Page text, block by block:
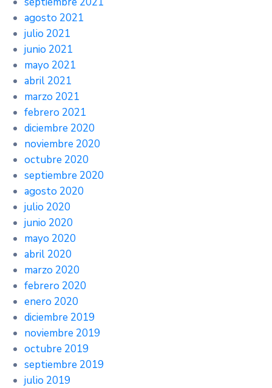
agosto 2021
julio 2021
junio 2021
mayo 2021
abril 2021
marzo 2021
febrero 2021
diciembre 2020
noviembre 2020
octubre 2020
septiembre 2020
agosto 2020
julio 2020
junio 2020
mayo 2020
abril 2020
marzo 2020
febrero 2020
enero 2020
diciembre 2019
noviembre 2019
octubre 2019
septiembre 2019
julio 2019